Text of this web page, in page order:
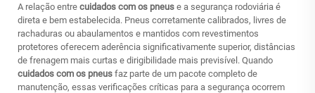
A relação entre cuidados com os pneus e a segurança rodoviária é
direta e bem estabelecida. Pneus corretamente calibrados, livres de
rachaduras ou abaulamentos e mantidos com revestimentos
protetores oferecem aderência significativamente superior, distâncias
de frenagem mais curtas e dirigibilidade mais previsível. Quando
cuidados com os pneus faz parte de um pacote completo de
manutenção, essas verificações críticas para a segurança ocorrem